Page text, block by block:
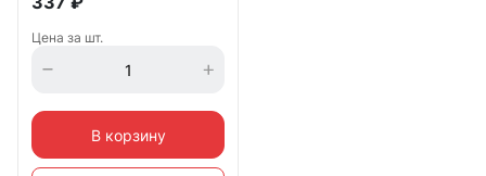
Цена за шт.
В корзину